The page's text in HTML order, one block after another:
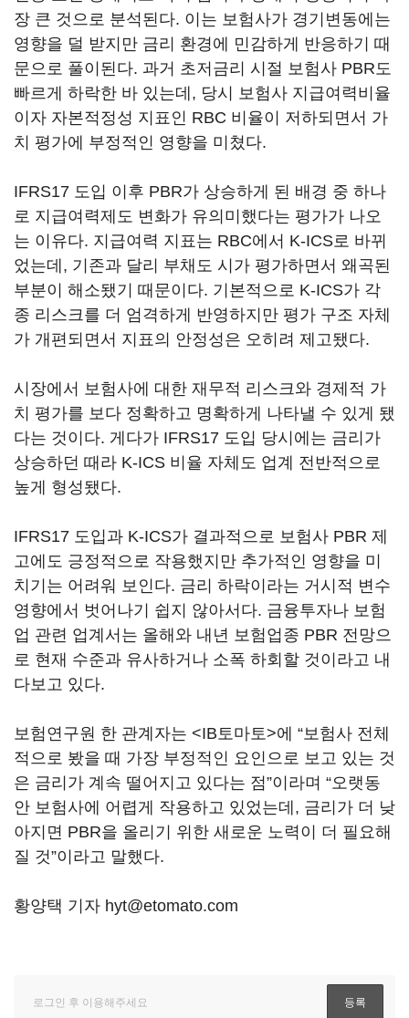
장 큰 것으로 분석된다. 이는 보험사가 경기변동에는
영향을 덜 받지만 금리 환경에 민감하게 반응하기 때
문으로 풀이된다. 과거 초저금리 시절 보험사 PBR도
빠르게 하락한 바 있는데, 당시 보험사 지급여력비율
이자 자본적정성 지표인 RBC 비율이 저하되면서 가
치 평가에 부정적인 영향을 미쳤다.
IFRS17 도입 이후 PBR가 상승하게 된 배경 중 하나
로 지급여력제도 변화가 유의미했다는 평가가 나오
는 이유다. 지급여력 지표는 RBC에서 K-ICS로 바뀌
었는데, 기존과 달리 부채도 시가 평가하면서 왜곡된
부분이 해소됐기 때문이다. 기본적으로 K-ICS가 각
종 리스크를 더 엄격하게 반영하지만 평가 구조 자체
가 개편되면서 지표의 안정성은 오히려 제고됐다.
시장에서 보험사에 대한 재무적 리스크와 경제적 가
치 평가를 보다 정확하고 명확하게 나타낼 수 있게 됐
다는 것이다. 게다가 IFRS17 도입 당시에는 금리가
상승하던 때라 K-ICS 비율 자체도 업계 전반적으로
높게 형성됐다.
IFRS17 도입과 K-ICS가 결과적으로 보험사 PBR 제
고에도 긍정적으로 작용했지만 추가적인 영향을 미
치기는 어려워 보인다. 금리 하락이라는 거시적 변수
영향에서 벗어나기 쉽지 않아서다. 금융투자나 보험
업 관련 업계서는 올해와 내년 보험업종 PBR 전망으
로 현재 수준과 유사하거나 소폭 하회할 것이라고 내
다보고 있다.
보험연구원 한 관계자는 <IB토마토>에 “보험사 전체
적으로 봤을 때 가장 부정적인 요인으로 보고 있는 것
은 금리가 계속 떨어지고 있다는 점”이라며 “오랫동
안 보험사에 어렵게 작용하고 있었는데, 금리가 더 낮
아지면 PBR을 올리기 위한 새로운 노력이 더 필요해
질 것”이라고 말했다.
황양택 기자 hyt@etomato.com